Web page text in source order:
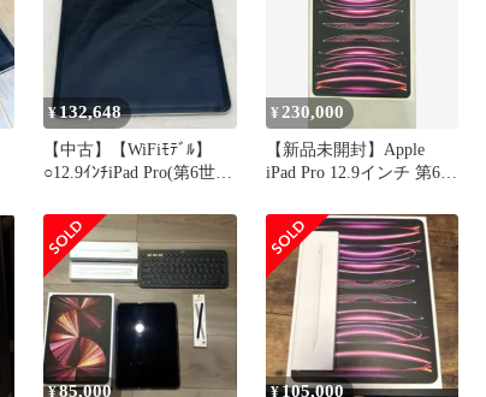
¥132,648
【中古】【WiFiﾓﾃﾞﾙ】
○12.9ｲﾝﾁiPad Pro(第6世
ｲ)[91]
¥ 230,000
【新品未開封】Apple
iPad Pro 12.9インチ 第6世
レイ M2 16GB RAM
MNXY3J/A 2022年モデル
Apple純正発送箱付き
¥85,000 ¥105,000